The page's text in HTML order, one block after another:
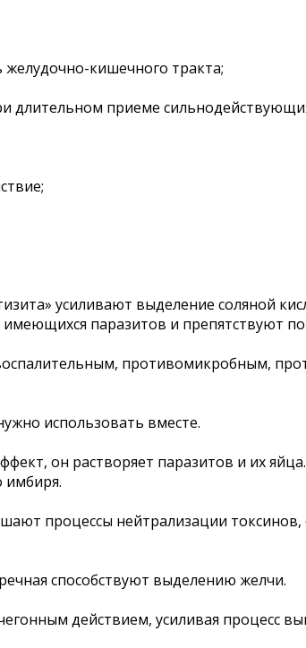
желудочно-кишечного тракта;
длительном приеме
усиливают выделение соляной
имеющихся паразитов и препятствуют
противомикробным,
использовать вместе.
он растворяет паразитов и их
имбиря.
процессы нейтрализации токсинов,
способствуют выделению желчи.
действием, усиливая процесс